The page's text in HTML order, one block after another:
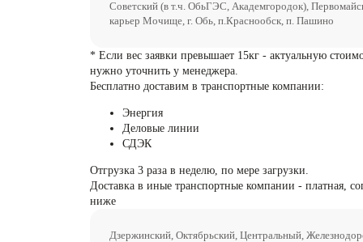
Советский (в т.ч. ОбьГЭС, Академгородок),
карьер Мочище, г. Обь, п.Краснообск, п. Пашино
* Если вес заявки превышает 15кг - актуальную
нужно уточнить у менеджера.
Бесплатно доставим в транспортные компании:
Энергия
Деловые линии
СДЭК
Отгрузка 3 раза в неделю, по мере загрузки.
Доставка в иные транспортные компании - платная,
ниже
Дзержинский, Октябрьский, Центральный,